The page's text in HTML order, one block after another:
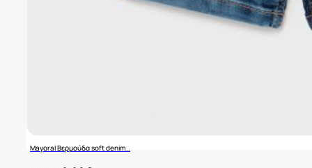
Mayoral Βερμούδα soft denim..